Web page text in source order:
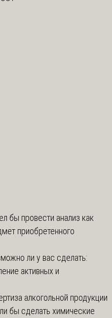
бы провести анализ как
приобретенного
ли у вас сделать:
активных и
алкогольной продукции
бы сделать химические